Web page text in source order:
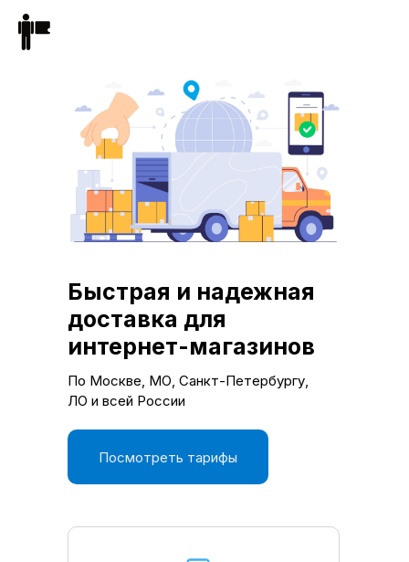
Быстрая и надежная
доставка для
интернет-магазинов
По Москве, МО, Санкт-Петербургу,
ЛО и всей России
Посмотреть тарифы